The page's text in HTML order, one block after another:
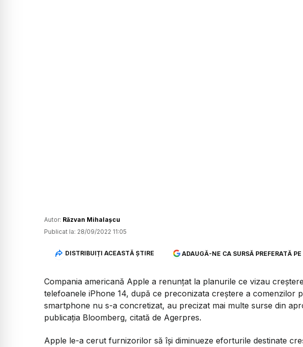
Autor: Răzvan Mihalașcu
Publicat la: 28/09/2022 11:05
DISTRIBUIȚI ACEASTĂ ȘTIRE ADAUGĂ-NE CA SURSĂ PREFERATĂ
Compania americană Apple a renunțat la planurile ce vizau
telefoanele iPhone 14, după ce preconizata creștere a comenzilor
smartphone nu s-a concretizat, au precizat mai multe surse din
publicația Bloomberg, citată de Agerpres.
Apple le-a cerut furnizorilor să își diminueze eforturile destinate